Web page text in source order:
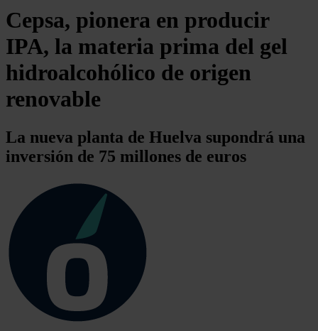
Cepsa, pionera en producir
IPA, la materia prima del gel
hidroalcohólico de origen
renovable
La nueva planta de Huelva supondrá una
inversión de 75 millones de euros